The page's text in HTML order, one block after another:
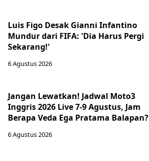
Luis Figo Desak Gianni Infantino
Mundur dari FIFA: 'Dia Harus Pergi
Sekarang!'
6 Agustus 2026
Jangan Lewatkan! Jadwal Moto3
Inggris 2026 Live 7-9 Agustus, Jam
Berapa Veda Ega Pratama Balapan?
6 Agustus 2026